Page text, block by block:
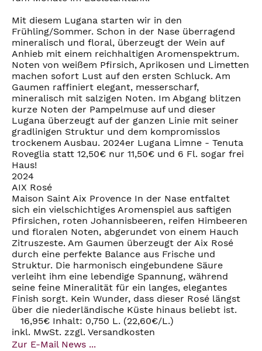
Mit diesem Lugana starten wir in den
Frühling/Sommer. Schon in der Nase überragend
mineralisch und floral, überzeugt der Wein auf
Anhieb mit einem reichhaltigen Aromenspektrum.
Noten von weißem Pfirsich, Aprikosen und Limetten
machen sofort Lust auf den ersten Schluck. Am
Gaumen raffiniert elegant, messerscharf,
mineralisch mit salzigen Noten. Im Abgang blitzen
kurze Noten der Pampelmuse auf und dieser
Lugana überzeugt auf der ganzen Linie mit seiner
gradlinigen Struktur und dem kompromisslos
trockenem Ausbau. 2024er Lugana Limne - Tenuta
Roveglia statt 12,50€ nur 11,50€ und 6 Fl. sogar frei
Haus!
2024
AIX Rosé
Maison Saint Aix Provence In der Nase entfaltet
sich ein vielschichtiges Aromenspiel aus saftigen
Pfirsichen, roten Johannisbeeren, reifen Himbeeren
und floralen Noten, abgerundet von einem Hauch
Zitruszeste. Am Gaumen überzeugt der Aix Rosé
durch eine perfekte Balance aus Frische und
Struktur. Die harmonisch eingebundene Säure
verleiht ihm eine lebendige Spannung, während
seine feine Mineralität für ein langes, elegantes
Finish sorgt. Kein Wunder, dass dieser Rosé längst
über die niederländische Küste hinaus beliebt ist.
16,95€ Inhalt: 0,750 L. (22,60€/L.)
inkl. MwSt. zzgl. Versandkosten
Zur E-Mail News ...